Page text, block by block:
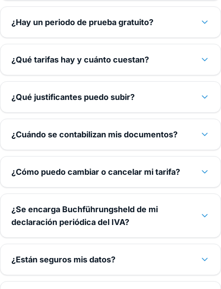
¿Hay un periodo de prueba gratuito?
¿Qué tarifas hay y cuánto cuestan?
¿Qué justificantes puedo subir?
¿Cuándo se contabilizan mis documentos?
¿Cómo puedo cambiar o cancelar mi tarifa?
¿Se encarga Buchführungsheld de mi
declaración periódica del IVA?
¿Están seguros mis datos?